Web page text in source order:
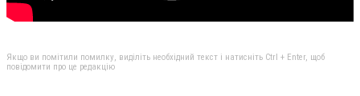
Якщо ви помітили помилку, виділіть необхідний текст і натисніть Ctrl + Enter, щоб
повідомити про це редакцію